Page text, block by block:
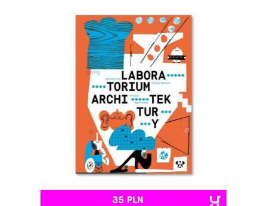
35 PLN